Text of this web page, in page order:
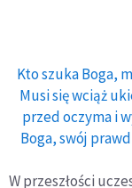
Kto szuka Boga,
Musi się wciąż
przed oczyma i
Boga, swój
W przeszłości